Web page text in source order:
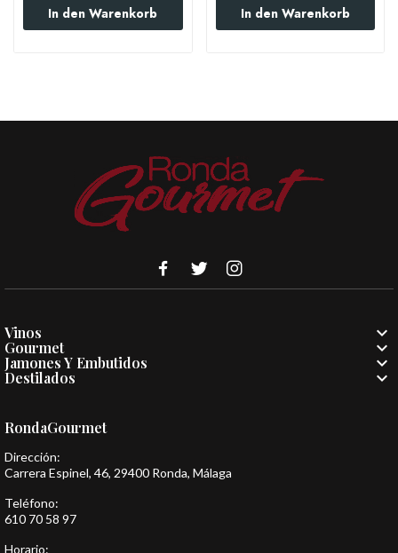
In den Warenkorb In den Warenkorb
Vinos 
Gourmet 
Jamones Y Embutidos 
Destilados 
RondaGourmet
Dirección:
Carrera Espinel, 46, 29400 Ronda, Málaga
Teléfono:
610 70 58 97
Horario: